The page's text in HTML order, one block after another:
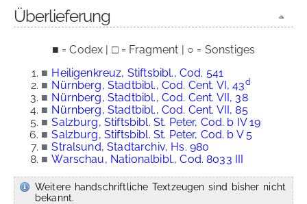
Überlieferung
■ = Codex | □ = Fragment | ○ = Sonstiges
■ Heiligenkreuz, Stiftsbibl., Cod. 541
■ Nürnberg, Stadtbibl., Cod. Cent. VI, 43d
■ Nürnberg, Stadtbibl., Cod. Cent. VII, 38
■ Nürnberg, Stadtbibl., Cod. Cent. VII, 85
■ Salzburg, Stiftsbibl. St. Peter, Cod. b IV 19
■ Salzburg, Stiftsbibl. St. Peter, Cod. b V 5
■ Stralsund, Stadtarchiv, Hs. 980
■ Warschau, Nationalbibl., Cod. 8033 III
Weitere handschriftliche Textzeugen sind bisher nicht
bekannt.